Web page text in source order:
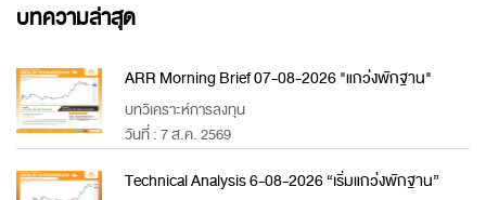
บทความล่าสุด
ARR Morning Brief 07-08-2026 "แกว่งพักฐาน"
บทวิเคราะห์การลงทุน
วันที่ : 7 ส.ค. 2569
Technical Analysis 6-08-2026 “เริ่มแกว่งพักฐาน”